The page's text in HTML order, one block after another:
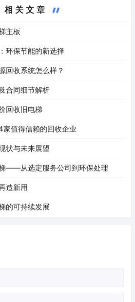
相关文章
主板
环保节能的新选择
回收系统怎么样？
合同细节解析
回收旧电梯
值得信赖的回收企业
状与未来展望
——从选定服务公司到环保处理
造新用
的可持续发展